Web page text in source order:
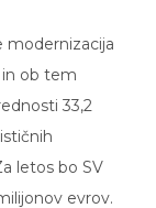
ob tem
33,2
letos bo SV
evrov.